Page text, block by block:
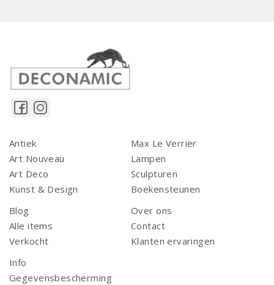
Antiek
Art Nouveau
Art Deco
Kunst & Design
Max Le Verrier
Lampen
Sculpturen
Boekensteunen
Blog
Alle items
Verkocht
Over ons
Contact
Klanten ervaringen
Info
Gegevensbescherming